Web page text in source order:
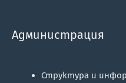
Администрация
Структура и